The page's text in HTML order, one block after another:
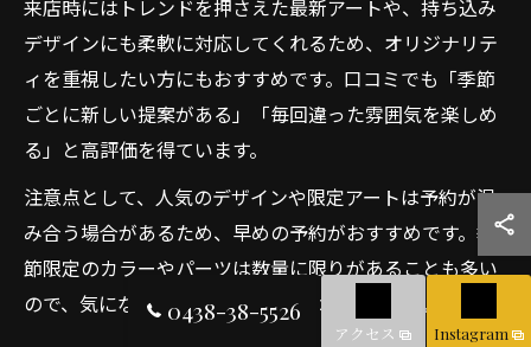
来店時にはトレンドを押さえた最新アートや、持ち込み
デザインにも柔軟に対応してくれるため、オリジナリテ
ィを重視したい方にもおすすめです。口コミでも「季節
ごとに新しい提案がある」「毎回違った雰囲気を楽しめ
る」と高評価を得ています。
注意点として、人気のデザインや限定アートは予約が混
み合う場合があるため、早めの予約がおすすめです。季
節限定のカラーやパーツは数量に限りがあることも多い
ので、気になる方は事前に問い合わせてみましょう。
0438-38-5526
アクセス Instagram